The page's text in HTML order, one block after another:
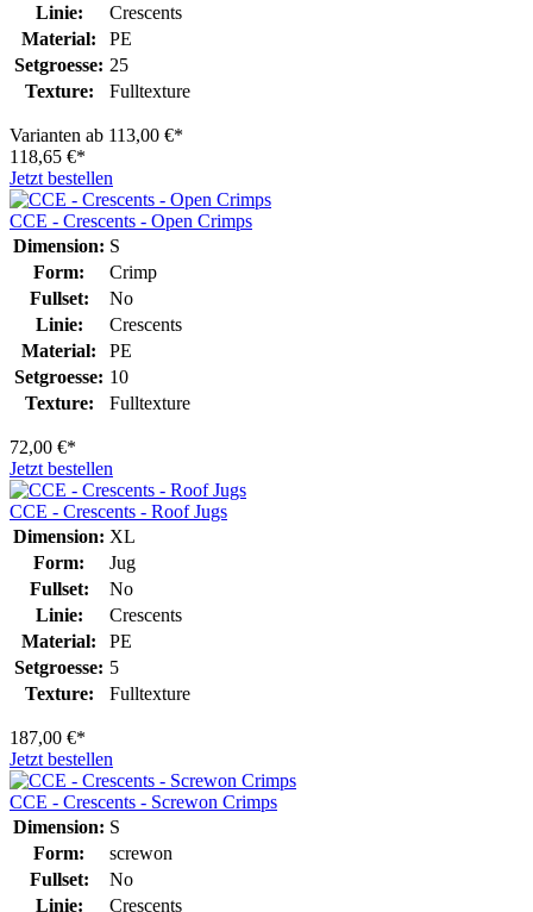
Linie:
Crescents
Material:
PE
Setgroesse: 25
Texture:
Fulltexture
Varianten ab 113,00 €*
118,65 €*
Jetzt bestellen
CCE - Crescents - Open Crimps
Dimension: S
Form:
Crimp
Fullset:
No
Linie:
Crescents
Material:
PE
Setgroesse: 10
Texture:
Fulltexture
72,00 €*
Jetzt bestellen
CCE - Crescents - Roof Jugs
Dimension: XL
Form:
Jug
Fullset:
No
Linie:
Crescents
Material:
PE
Setgroesse: 5
Texture:
Fulltexture
187,00 €*
Jetzt bestellen
CCE - Crescents - Screwon Crimps
Dimension: S
Form:
screwon
Fullset:
No
Linie:
Crescents